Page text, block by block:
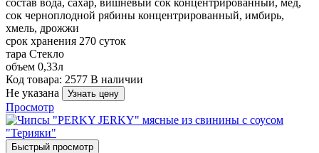
сок черноплодной рябины концентрированный, имбирь,
хмель, дрожжи
срок хранения 270 суток
тара Стекло
объем 0,33л
Код товара: 2577 В наличии
Не указана
Узнать цену
Просмотр
Быстрый просмотр